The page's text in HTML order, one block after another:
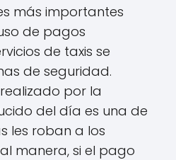
más importantes
de pagos
de taxis se
de seguridad.
por la
del día es una de
les roban a los
manera, si el pago